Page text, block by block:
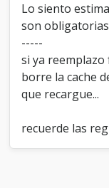
Lo siento
son obligatorias
-----
si ya reemplazo
borre la cache
que recargue...
recuerde las